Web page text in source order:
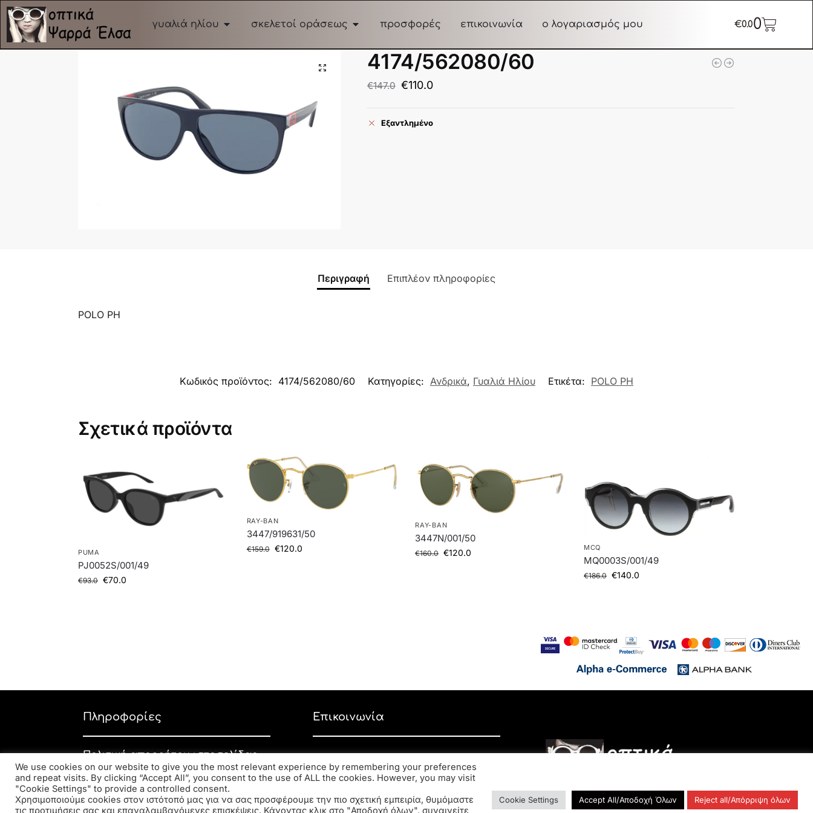
γυαλιά ηλίου σκελετοί οράσεως προσφορές επικοινωνία ο λογαριασμός μου €0.00
4174/562080/60
€147.0 €110.0
Εξαντλημένο
Περιγραφή Επιπλέον πληροφορίες
POLO PH
Κωδικός προϊόντος: 4174/562080/60 Κατηγορίες: Ανδρικά, Γυαλιά Ηλίου Ετικέτα: POLO PH
Σχετικά προϊόντα
PUMA
PJ0052S/001/49
€93.0 €70.0
RAY-BAN
3447/919631/50
€159.0 €120.0
RAY-BAN
3447N/001/50
€160.0 €120.0 MCQ
MQ0003S/001/49
€186.0 €140.0
Πληροφορίες
Πολιτική απορρήτου ιστοσελίδας
Εταιρική πολιτική απορρήτου
Πολιτική επιστροφών
Επικοινωνία
Ανδρέα Παπανδρέου 59, ΤΚ 56334,
Κορδελιό
elsa.opto@yahoo.gr
We use cookies on our website to give you the most relevant experience by remembering your preferences
and repeat visits. By clicking “Accept All”, you consent to the use of ALL the cookies. However, you may visit
"Cookie Settings" to provide a controlled consent.
Χρησιμοποιούμε cookies στον ιστότοπό μας για να σας προσφέρουμε την πιο σχετική εμπειρία, θυμόμαστε
τις προτιμήσεις σας και επαναλαμβανόμενες επισκέψεις. Κάνοντας κλικ στο "Αποδοχή όλων", συναινείτε
Cookie Settings Accept All/Αποδοχή Όλων Reject all/Απόρριψη όλων